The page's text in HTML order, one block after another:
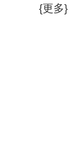
{更多}